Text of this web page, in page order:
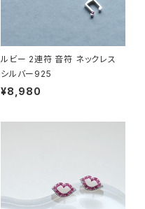
ルビー 2連符 音符 ネックレス
シルバー925
¥8,980